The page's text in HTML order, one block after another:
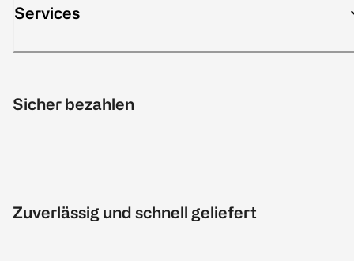
Services
Sicher bezahlen
Zuverlässig und schnell geliefert